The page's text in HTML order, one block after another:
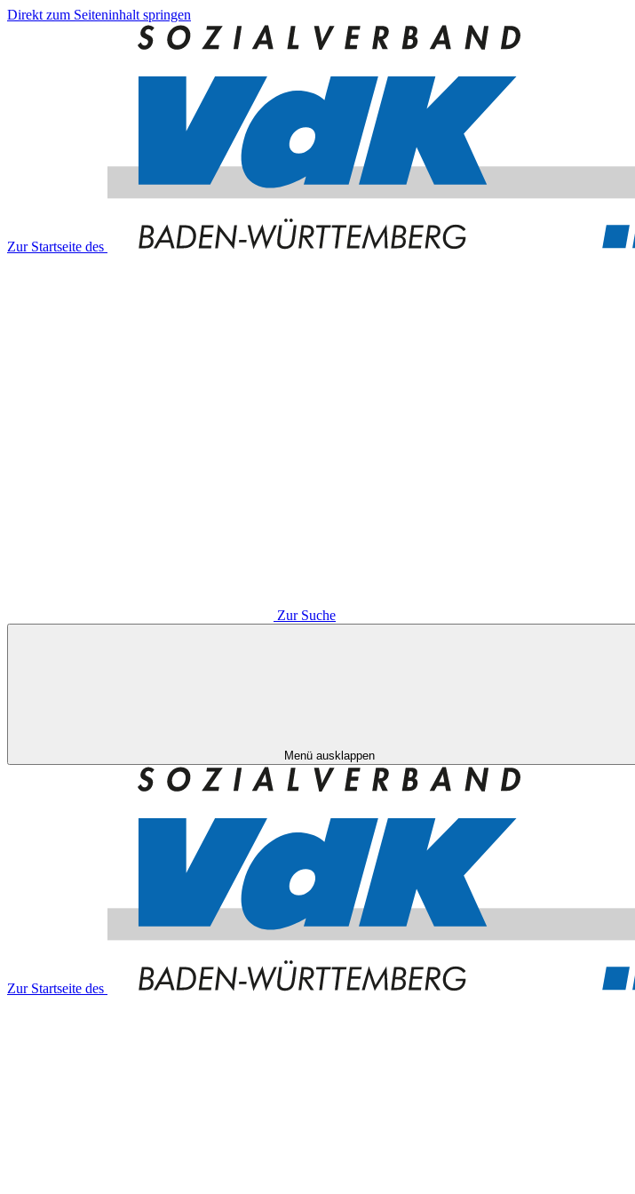
Direkt zum Seiteninhalt springen
Zur Startseite des
Zur Suche
Menü ausklappen
Zur Startseite des